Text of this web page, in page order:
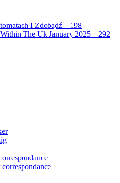
I Zdobądź – 198
The Uk January 2025 – 292